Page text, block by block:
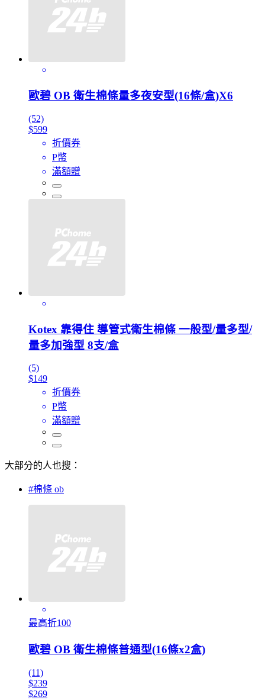
歐碧 OB 衛生棉條量多夜安型(16條/盒)X6
(52)
$599
折價券
P幣
滿額贈
Kotex 靠得住 導管式衛生棉條 一般型/量多型/
量多加強型 8支/盒
(5)
$149
折價券
P幣
滿額贈
大部分的人也搜：
#棉條 ob
最高折100
歐碧 OB 衛生棉條普通型(16條x2盒)
(11)
$239
$269